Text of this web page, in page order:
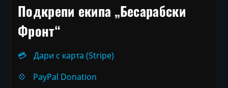
Подкрепи екипа „Бесарабски
Фронт“
💳
Дари с карта (Stripe)
💠
PayPal Donation